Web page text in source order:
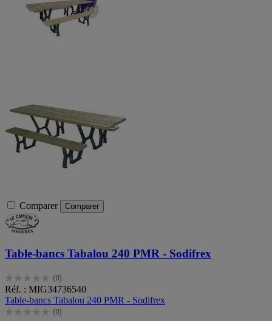
Comparer Comparer
Table-bancs Tabalou 240 PMR - Sodifrex
(0)
0.0
sur
5
étoiles.
Réf. : MIG34736540
Table-bancs Tabalou 240 PMR - Sodifrex
(0)
0.0